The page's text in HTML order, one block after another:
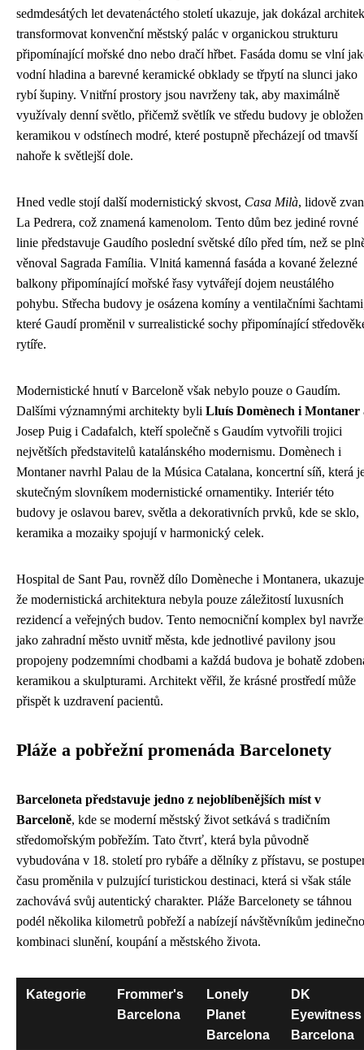
sedmdesátých let devatenáctého století ukazuje, jak dokázal
transformovat konvenční městský palác v organickou strukturu
připomínající mořské dno nebo dračí hřbet. Fasáda domu se vlní
vodní hladina a barevné keramické obklady se třpytí na slunci jako
rybí šupiny. Vnitřní prostory jsou navrženy tak, aby maximálně
využívaly denní světlo, přičemž světlík ve středu budovy je obložen
keramikou v odstínech modré, které postupně přecházejí od tmavší
nahoře k světlejší dole.
Hned vedle stojí další modernistický skvost, Casa Milà, lidově
La Pedrera, což znamená kamenolom. Tento dům bez jediné rovné
linie představuje Gaudího poslední světské dílo před tím, než se
věnoval Sagrada Família. Vlnitá kamenná fasáda a kované železné
balkony připomínající mořské řasy vytvářejí dojem neustálého
pohybu. Střecha budovy je osázena komíny a ventilačními
které Gaudí proměnil v surrealistické sochy připomínající
rytíře.
Modernistické hnutí v Barceloně však nebylo pouze o Gaudím.
Dalšími významnými architekty byli Lluís Domènech i Montaner
Josep Puig i Cadafalch, kteří společně s Gaudím vytvořili trojici
největších představitelů katalánského modernismu. Domènech i
Montaner navrhl Palau de la Música Catalana, koncertní síň, která
skutečným slovníkem modernistické ornamentiky. Interiér této
budovy je oslavou barev, světla a dekorativních prvků, kde se sklo,
keramika a mozaiky spojují v harmonický celek.
Hospital de Sant Pau, rovněž dílo Domèneche i Montanera,
že modernistická architektura nebyla pouze záležitostí luxusních
rezidencí a veřejných budov. Tento nemocniční komplex byl
jako zahradní město uvnitř města, kde jednotlivé pavilony jsou
propojeny podzemními chodbami a každá budova je bohatě
keramikou a skulpturami. Architekt věřil, že krásné prostředí může
přispět k uzdravení pacientů.
Pláže a pobřežní promenáda Barcelonety
Barceloneta představuje jedno z nejoblíbenějších míst v
Barceloně, kde se moderní městský život setkává s tradičním
středomořským pobřežím. Tato čtvrť, která byla původně
vybudována v 18. století pro rybáře a dělníky z přístavu, se
času proměnila v pulzující turistickou destinaci, která si však stále
zachovává svůj autentický charakter. Pláže Barcelonety se táhnou
podél několika kilometrů pobřeží a nabízejí návštěvníkům
kombinaci slunění, koupání a městského života.
Kategorie
Frommer's
Barcelona
Lonely
Planet
Barcelona
DK
Eyewitness
Barcelona